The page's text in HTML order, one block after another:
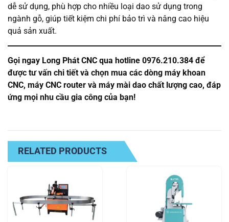
dễ sử dụng, phù hợp cho nhiều loại dao sử dụng trong
ngành gỗ, giúp tiết kiệm chi phí bảo trì và nâng cao hiệu
quả sản xuất.
Gọi ngay Long Phát CNC qua hotline 0976.210.384 để
được tư vấn chi tiết và chọn mua các dòng máy khoan
CNC, máy CNC router và máy mài dao chất lượng cao, đáp
ứng mọi nhu cầu gia công của bạn!
RELATED PRODUCTS